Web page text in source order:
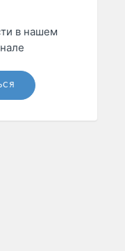
в нашем